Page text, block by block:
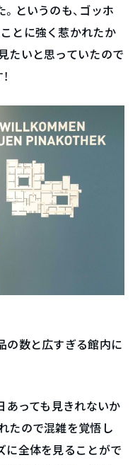
というのも、ゴッホ
とに強く惹かれたか
たいと思っていたので
の数と広すぎる館内に
あっても見きれないか
たので混雑を覚悟し
に全体を見ることがで